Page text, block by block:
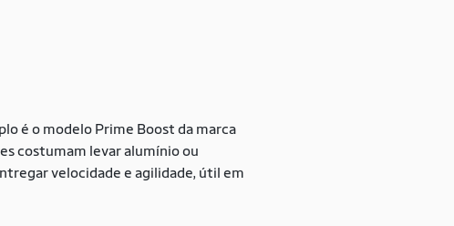
é o modelo Prime Boost da marca
costumam levar alumínio ou
velocidade e agilidade, útil em